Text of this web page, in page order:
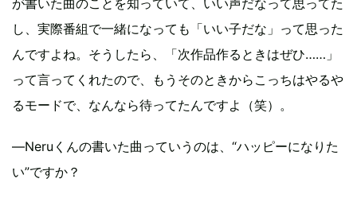
が書いた曲のことを知っていて、いい声だなって思ってた
し、実際番組で一緒になっても「いい子だな」って思った
んですよね。そうしたら、「次作品作るときはぜひ……」
って言ってくれたので、もうそのときからこっちはやるや
るモードで、なんなら待ってたんですよ（笑）。
―Neruくんの書いた曲っていうのは、“ハッピーになりた
い”ですか？